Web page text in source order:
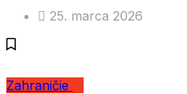
25. marca 2026
Zahraničie